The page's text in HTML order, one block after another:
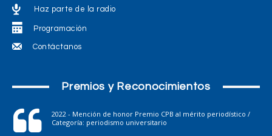
Haz parte de la radio
Programación
Contáctanos
Premios y Reconocimientos
2022 - Mención de honor Premio CPB al mérito periodístico /
Categoría: periodismo universitario